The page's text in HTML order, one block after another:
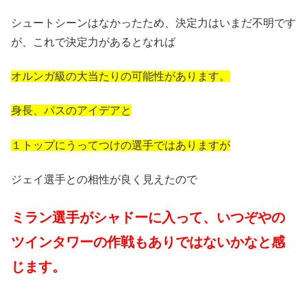
シュートシーンはなかったため、決定力はいまだ不明です
が、これで決定力があるとなれば
オルンガ級の大当たりの可能性があります。
身長、パスのアイデアと
１トップにうってつけの選手ではありますが
ジェイ選手との相性が良く見えたので
ミラン選手がシャドーに入って、いつぞやの
ツインタワーの作戦もありではないかなと感
じます。